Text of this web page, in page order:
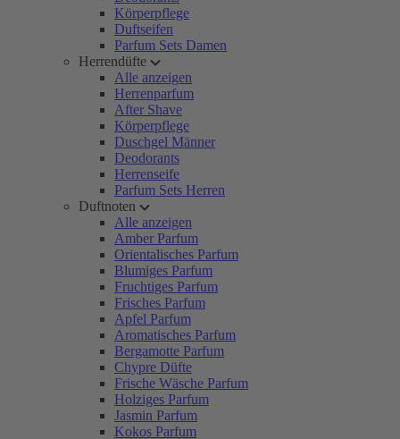
Körperpflege
Duftseifen
Parfum Sets Damen
Herrendüfte
Alle anzeigen
Herrenparfum
After Shave
Körperpflege
Duschgel Männer
Deodorants
Herrenseife
Parfum Sets Herren
Duftnoten
Alle anzeigen
Amber Parfum
Orientalisches Parfum
Blumiges Parfum
Fruchtiges Parfum
Frisches Parfum
Apfel Parfum
Aromatisches Parfum
Bergamotte Parfum
Chypre Düfte
Frische Wäsche Parfum
Holziges Parfum
Jasmin Parfum
Kokos Parfum